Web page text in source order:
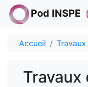
Pod INSPE
Accueil Travaux
Travaux